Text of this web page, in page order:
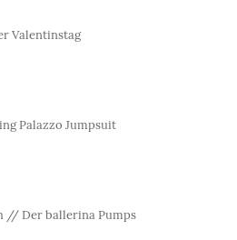
Valentinstag
Palazzo Jumpsuit
// Der ballerina Pumps